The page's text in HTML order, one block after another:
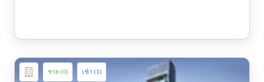
ขาย (0) เช่า (1)